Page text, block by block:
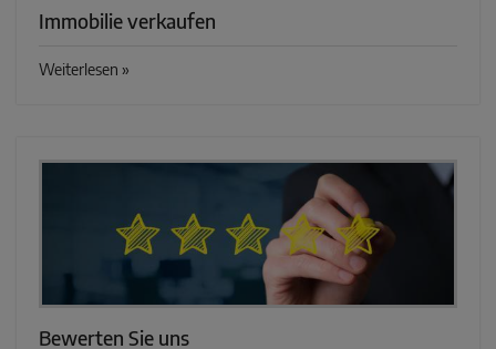
Immobilie verkaufen
Weiterlesen »
Bewerten Sie uns